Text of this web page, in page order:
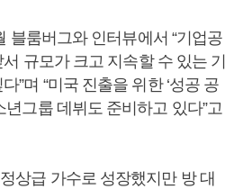
블룸버그와 인터뷰에서 “기업공
규모가 크고 지속할 수 있는 기
”며 “미국 진출을 위한 ‘성공 공
년그룹 데뷔도 준비하고 있다”고
상급 가수로 성장했지만 방 대